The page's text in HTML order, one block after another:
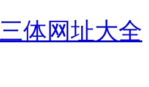
三体网址大全